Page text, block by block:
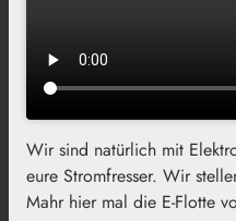
Wir sind natürlich mit
eure Stromfresser. Wir
Mahr hier mal die E-Flotte